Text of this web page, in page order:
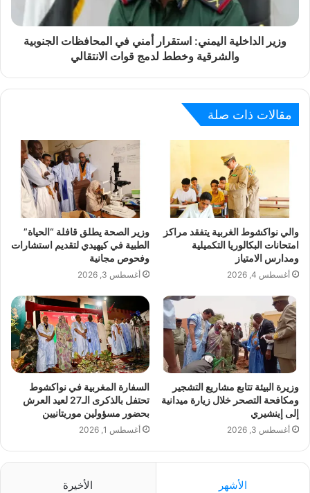
وزير الداخلية اليمني: استقرار أمني في المحافظات الجنوبية
والشرقية وخطط لدمج قوات الانتقالي
مقالات ذات صلة
والي نواكشوط الغربية يتفقد مراكز
امتحانات البكالوريا التكميلية
ومدارس الامتياز
أغسطس 4, 2026
وزير الصحة يطلق قافلة “الحياة”
الطبية في كيهيدي لتقديم استشارات
وفحوص مجانية
أغسطس 3, 2026
وزيرة البيئة تتابع مشاريع التشجير
ومكافحة التصحر خلال زيارة ميدانية
إلى إينشيري
أغسطس 3, 2026
السفارة المغربية في نواكشوط
تحتفل بالذكرى الـ27 لعيد العرش
بحضور مسؤولين موريتانيين
أغسطس 1, 2026
الأشهر الأخيرة